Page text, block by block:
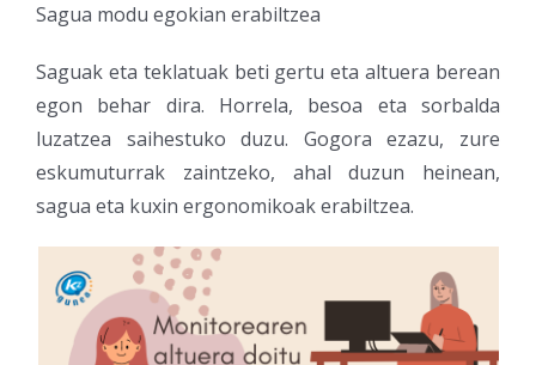
Sagua modu egokian erabiltzea
Saguak eta teklatuak beti gertu eta altuera berean
egon behar dira. Horrela, besoa eta sorbalda
luzatzea saihestuko duzu. Gogora ezazu, zure
eskumuturrak zaintzeko, ahal duzun heinean,
sagua eta kuxin ergonomikoak erabiltzea.